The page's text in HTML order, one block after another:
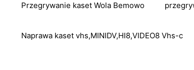
Przegrywanie kaset Wola Bemowo
Naprawa kaset vhs,MINIDV,HI8,VIDEO8 Vhs-c